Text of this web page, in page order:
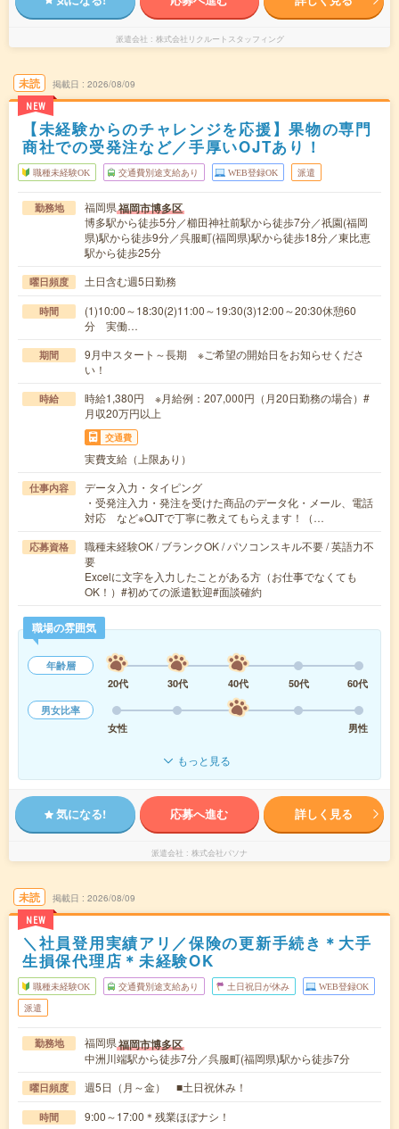
派遣会社 株式会社リクルートスタッフィング
未読
NEW
掲載日 2026/08/09
【未経験からのチャレンジを応援】果物の専門
商社での受発注など／手厚いOJTあり！
職種未経験OK 交通費別途支給あり WEB登録OK 派遣
勤務地 福岡県福岡市博多区
博多駅から徒歩5分／櫛田神社前駅から徒歩7分／祇園(福岡
県)駅から徒歩9分／呉服町(福岡県)駅から徒歩18分／東比恵
駅から徒歩25分
曜日頻度 土日含む週5日勤務
時間
(1)10:00～18:30(2)11:00～19:30(3)12:00～20:30休憩60
分 実働…
期間
9月中スタート～長期 ※ご希望の開始日をお知らせくださ
い！
時給
時給1,380円 ※月給例：207,000円（月20日勤務の場合）#
月収20万円以上
交通費
実費支給（上限あり）
仕事内容
データ入力・タイピング
・受発注入力・発注を受けた商品のデータ化・メール、電話
対応 など※OJTで丁寧に教えてもらえます！（…
応募資格
職種未経験OK / ブランクOK / パソコンスキル不要 / 英語力不
要
Excelに文字を入力したことがある方（お仕事でなくても
OK！）#初めての派遣歓迎#面談確約
職場の雰囲気
年齢層
20代
30代 40代 50代
60代
男女比率
女性
男性
もっと見る
気になる! 応募へ進む 詳しく見る
派遣会社 株式会社パソナ
未読
NEW
掲載日 2026/08/09
＼社員登用実績アリ／保険の更新手続き＊大手
生損保代理店＊未経験OK
職種未経験OK 交通費別途支給あり 土日祝日が休み WEB登録OK
派遣
勤務地 福岡県福岡市博多区
中洲川端駅から徒歩7分／呉服町(福岡県)駅から徒歩7分
曜日頻度 週5日（月～金） ■土日祝休み！
時間 9:00～17:00＊残業ほぼナシ！